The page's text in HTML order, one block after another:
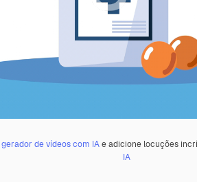
gerador de vídeos com IAe adicione locuções
IA